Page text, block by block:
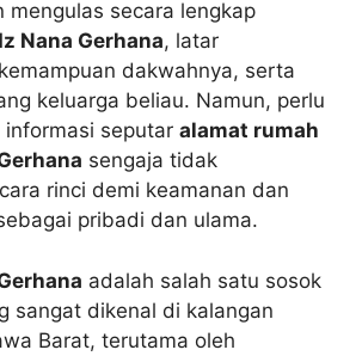
mengulas secara lengkap
Nana Gerhana, latar
dakwahnya, serta
keluarga beliau. Namun, perlu
seputar alamat rumah
sengaja tidak
rinci demi keamanan dan
pribadi dan ulama.
adalah salah satu sosok
sangat dikenal di kalangan
Barat, terutama oleh